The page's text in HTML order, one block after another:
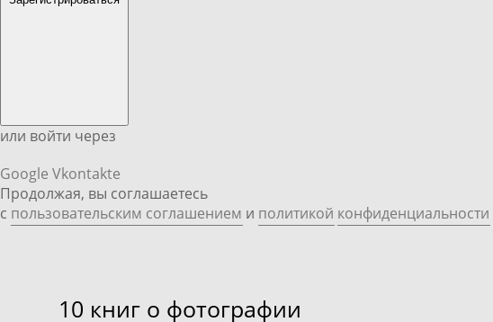
или войти через
Google Vkontakte
Продолжая, вы соглашаетесь
с пользовательским соглашением и политикой конфиденциальности
10 книг о фотографии